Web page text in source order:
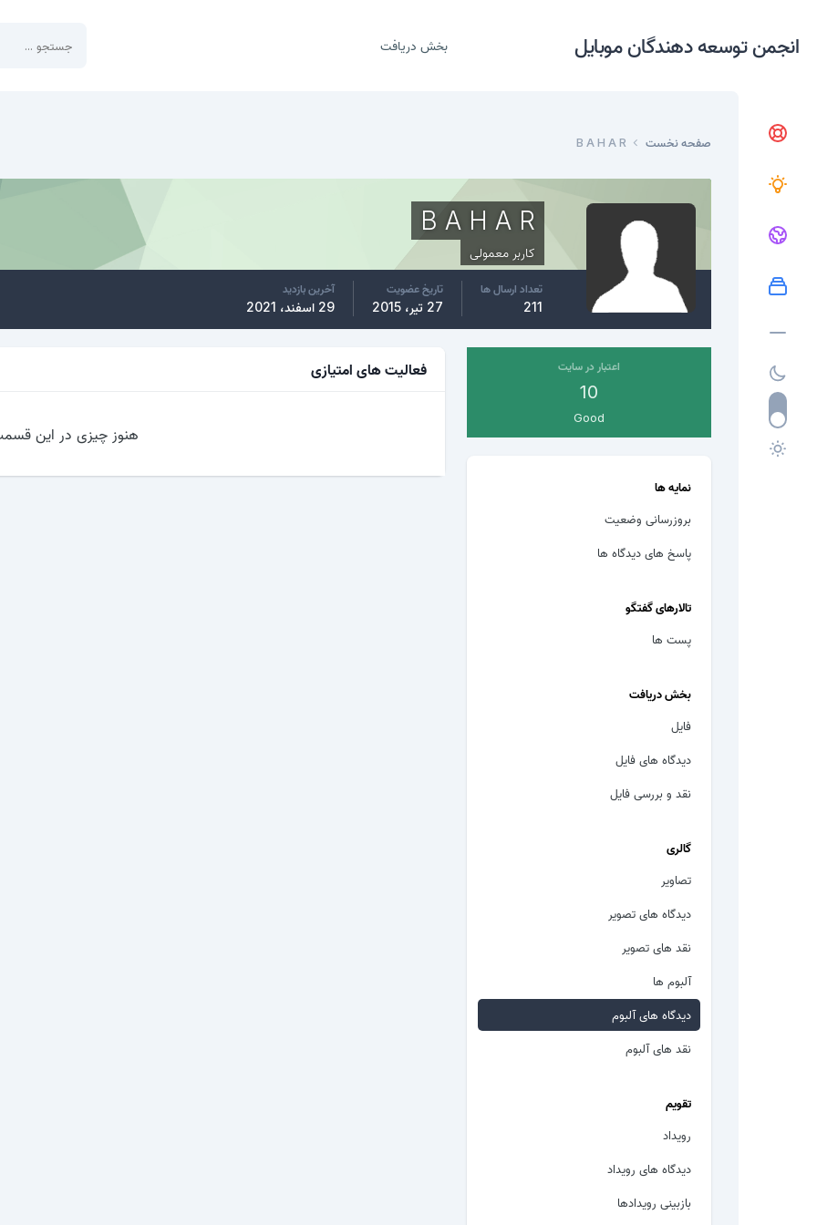
انجمن توسعه دهندگان موبایل بخش دریافت
صفحه نخست B A H A R
B A H A R
کاربر معمولی
تعداد ارسال ها
211
تاریخ عضویت
27 تیر، 2015
آخرین بازدید
29 اسفند، 2021
اعتبار در سایت
10
Good
نمایه ها
بروزرسانی وضعیت
پاسخ های دیدگاه ها
تالارهای گفتگو
پست ها
بخش دریافت
فایل
دیدگاه های فایل
نقد و بررسی فایل
گالری
تصاویر
دیدگاه های تصویر
نقد های تصویر
آلبوم ها
دیدگاه های آلبوم
نقد های آلبوم
تقویم
رویداد
دیدگاه های رویداد
بازبینی رویدادها
فعالیت های امتیازی
هنوز چیزی در این